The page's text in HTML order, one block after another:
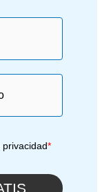
privacidad*